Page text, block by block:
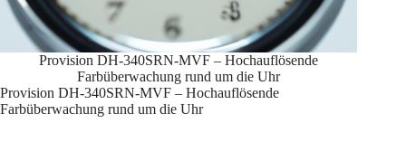
Provision DH-340SRN-MVF – Hochauflösende
Farbüberwachung rund um die Uhr
Provision DH-340SRN-MVF – Hochauflösende
Farbüberwachung rund um die Uhr